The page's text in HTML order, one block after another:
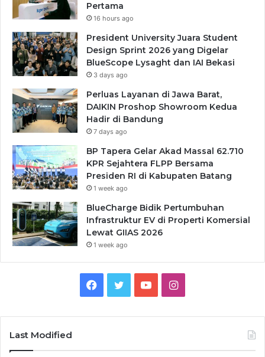
Pertama
16 hours ago
President University Juara Student
Design Sprint 2026 yang Digelar
BlueScope Lysaght dan IAI Bekasi
3 days ago
Perluas Layanan di Jawa Barat,
DAIKIN Proshop Showroom Kedua
Hadir di Bandung
7 days ago
BP Tapera Gelar Akad Massal 62.710
KPR Sejahtera FLPP Bersama
Presiden RI di Kabupaten Batang
1 week ago
BlueCharge Bidik Pertumbuhan
Infrastruktur EV di Properti Komersial
Lewat GIIAS 2026
1 week ago
Facebook
TwitterYouTubeInstagram
Last Modified